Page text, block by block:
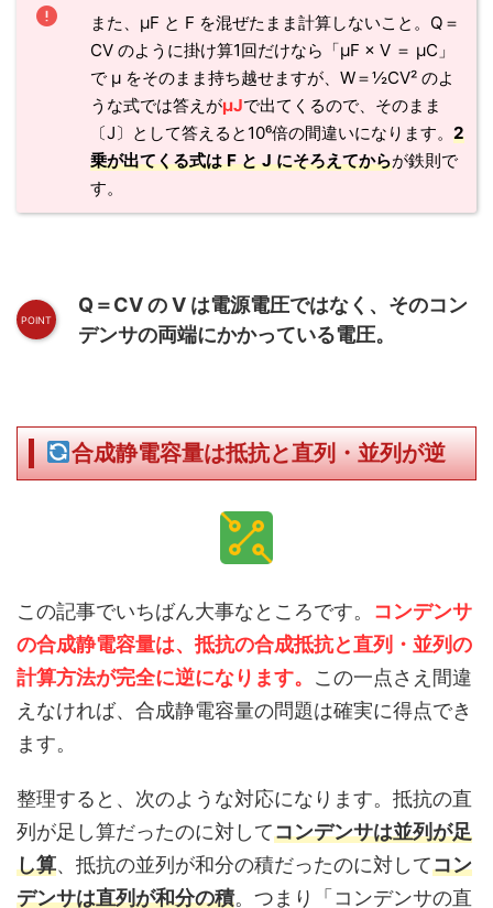
また、μF と F を混ぜたまま計算しないこと。Q＝
CV のように掛け算1回だけなら「μF × V ＝ μC」
で μ をそのまま持ち越せますが、W＝½CV² のよ
うな式では答えがμJで出てくるので、そのまま
〔J〕として答えると10⁶倍の間違いになります。 2
乗が出てくる式は F と J にそろえてからが鉄則で
す。
Q＝CV の V は電源電圧ではなく、そのコン
デンサの両端にかかっている電圧。
合成静電容量は抵抗と直列・並列が逆
この記事でいちばん大事なところです。 コンデンサ
の合成静電容量は、抵抗の合成抵抗と直列・並列の
計算方法が完全に逆になります。 この一点さえ間違
えなければ、合成静電容量の問題は確実に得点でき
ます。
整理すると、次のような対応になります。抵抗の直
列が足し算だったのに対してコンデンサは並列が足
し算、抵抗の並列が和分の積だったのに対してコン
デンサは直列が和分の積。つまり「コンデンサの直